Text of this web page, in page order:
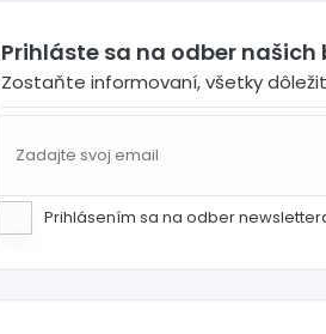
Prihláste sa na odber
Zostaňte informovaní, všetky
Prihlásením sa na odber